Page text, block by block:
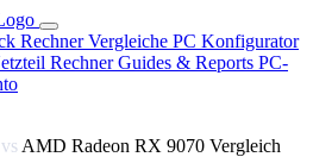
RechnerVergleiche PC Konfigurator
RechnerGuides & Reports PC-
vs AMD Radeon RX 9070 Vergleich